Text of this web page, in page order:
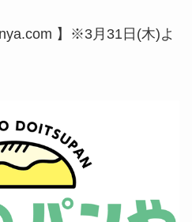
】※3月31日(木)よ